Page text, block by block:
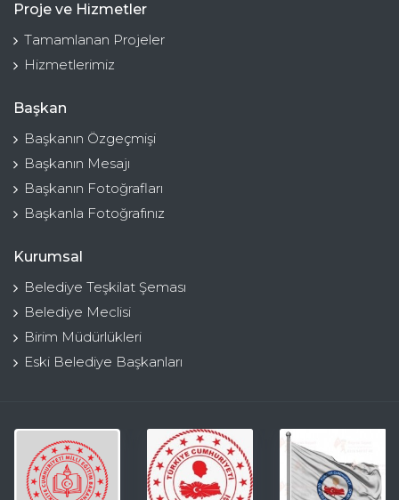
Proje ve Hizmetler
Tamamlanan Projeler
Hizmetlerimiz
Başkan
Başkanın Özgeçmişi
Başkanın Mesajı
Başkanın Fotoğrafları
Başkanla Fotoğrafınız
Kurumsal
Belediye Teşkilat Şeması
Belediye Meclisi
Birim Müdürlükleri
Eski Belediye Başkanları